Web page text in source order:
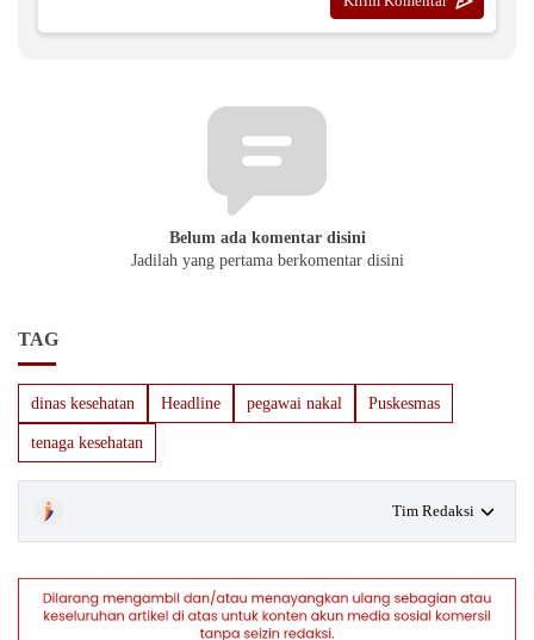
Belum ada komentar disini
Jadilah yang pertama berkomentar disini
TAG
dinas kesehatan Headline pegawai nakal Puskesmas
tenaga kesehatan
Tim Redaksi